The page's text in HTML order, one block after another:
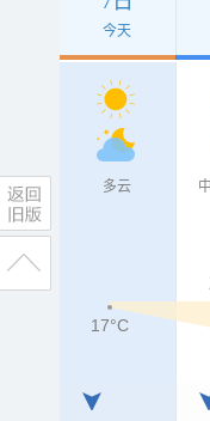
今天
多云
17°C